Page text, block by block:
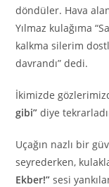
döndüler. Hava
Yılmaz kulağıma
kalkma silerim
davrandı” dedi.
İkimizde
gibi” diye
Uçağın nazlı bir
seyrederken,
Ekber!” sesi